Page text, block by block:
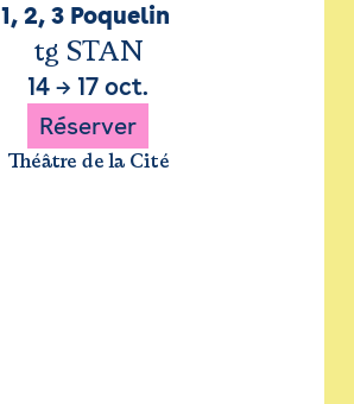
1, 2, 3 Poquelin
tg STAN
14 → 17 oct.
Réserver
Théâtre de la Cité